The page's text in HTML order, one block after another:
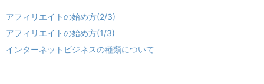
アフィリエイトの始め方(2/3)
アフィリエイトの始め方(1/3)
インターネットビジネスの種類について